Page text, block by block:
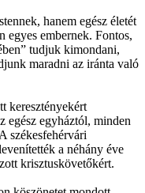
hanem egész életét
egyes embernek. Fontos,
tudjuk kimondani,
maradni az iránta való
keresztényekért
egész egyháztól, minden
székesfehérvári
a néhány éve
krisztuskövetőkért.